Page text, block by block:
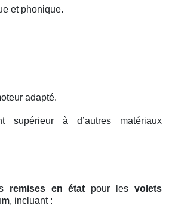
et phonique.
adapté.
supérieur à d’autres matériaux
remises en état pour les volets
, incluant :